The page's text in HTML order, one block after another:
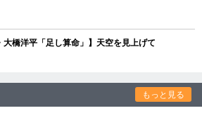
大橋洋平「足し算命」】天空を見上げて
もっと見る